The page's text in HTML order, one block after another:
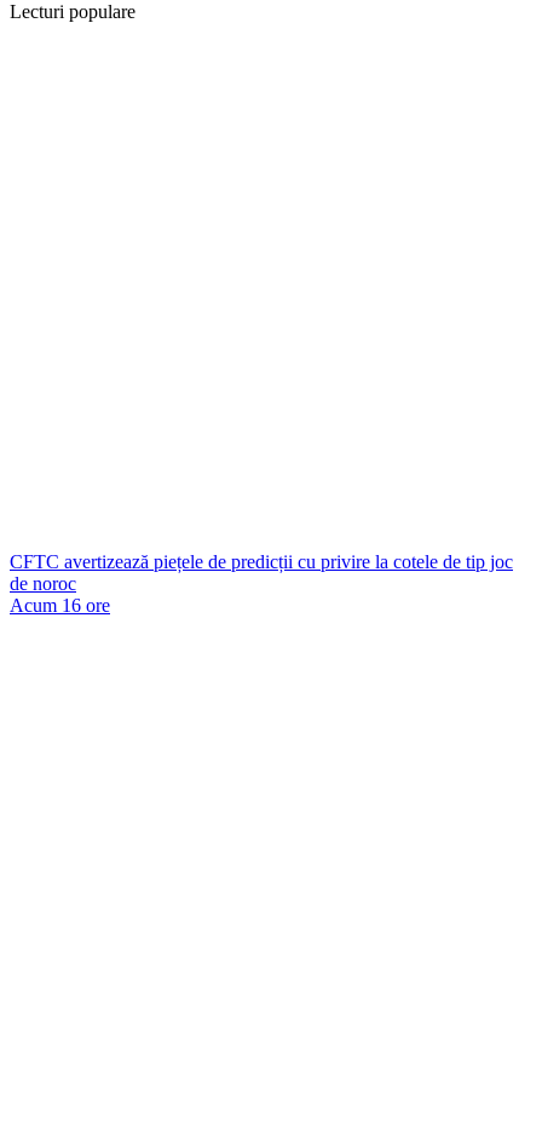
Lecturi populare
CFTC avertizează piețele de predicții cu privire la cotele de tip joc
de noroc
Acum 16 ore